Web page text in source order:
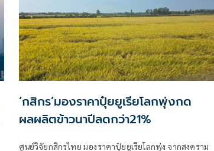
‘กสิกร’มองราคาปุ๋ยยูเรียโลกพุ่งกด
ผลผลิตข้าวนาปีลดกว่า21%
ศูนย์วิจัยกสิกรไทย มองราคาปุ๋ยยูเรียโลกพุ่ง จากสงคราม